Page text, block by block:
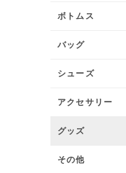
ボトムス
バッグ
シューズ
アクセサリー
グッズ
その他